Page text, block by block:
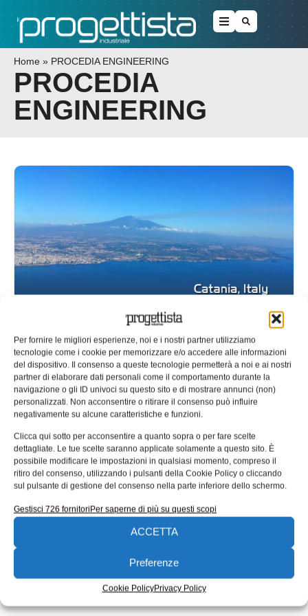
Per fornire le migliori esperienze, noi e i nostri partner utilizziamo
tecnologie come i cookie per memorizzare e/o accedere alle informazioni
del dispositivo. Il consenso a queste tecnologie permetterà a noi e ai nostri
partner di elaborare dati personali come il comportamento durante la
navigazione o gli ID univoci su questo sito e di mostrare annunci (non)
personalizzati. Non acconsentire o ritirare il consenso può influire
negativamente su alcune caratteristiche e funzioni.
Clicca qui sotto per acconsentire a quanto sopra o per fare scelte
dettagliate. Le tue scelte saranno applicate solamente a questo sito. È
possibile modificare le impostazioni in qualsiasi momento, compreso il
ritiro del consenso, utilizzando i pulsanti della Cookie Policy o cliccando
sul pulsante di gestione del consenso nella parte inferiore dello schermo.
Gestisci 726 fornitoriPer saperne di più su questi scopi
ACCETTA
Preferenze
Cookie PolicyPrivacy Policy
Home » PROCEDIA ENGINEERING
PROCEDIA
ENGINEERING
JCM 2016 – International Joint
Conference on Mechanics, Design
Engineering & Advanced
Manufacturing
The International Conference in Innovative Methods in
Product design and Development (JCM 2016) sarà
ospitata a Catania dal 14 al
06/04/2016
EDICOLA WEB
ISCRIVITI ALLA NEWSLETTER